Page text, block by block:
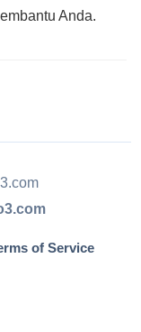
Anda.
of Service